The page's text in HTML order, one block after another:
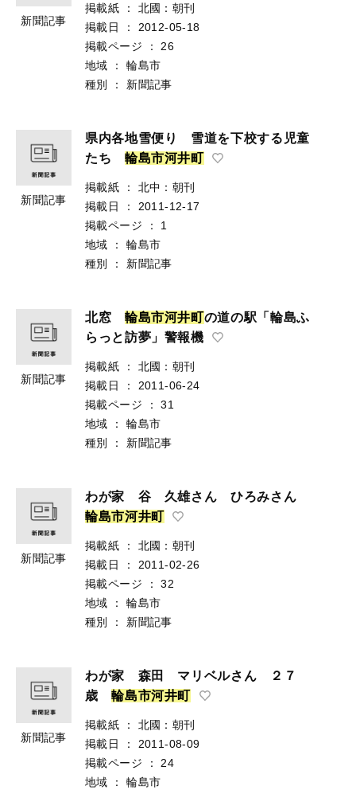
新聞記事
掲載紙 ：
北國：朝刊
掲載日
：
2012-05-18
掲載ページ
：
26
地域
：
輪島市
種別
： 新聞記事
新聞記事
県内各地雪便り 雪道を下校する児童
たち 輪島市河井町
掲載紙 ：
北中：朝刊
掲載日
：
2011-12-17
掲載ページ
：
1
地域
：
輪島市
種別
： 新聞記事
新聞記事
北窓 輪島市河井町の道の駅「輪島ふ
らっと訪夢」警報機
掲載紙 ：
北國：朝刊
掲載日
：
2011-06-24
掲載ページ
：
31
地域
：
輪島市
種別
： 新聞記事
新聞記事
わが家 谷 久雄さん ひろみさん
輪島市河井町
掲載紙 ：
北國：朝刊
掲載日
：
2011-02-26
掲載ページ
：
32
地域
：
輪島市
種別
： 新聞記事
新聞記事
わが家 森田 マリベルさん ２７
歳輪島市河井町
掲載紙 ：
北國：朝刊
掲載日
：
2011-08-09
掲載ページ
：
24
地域
：
輪島市